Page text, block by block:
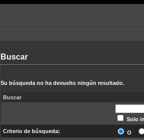
Buscar
Su búsqueda no ha devuelto ningún resultado.
Buscar
Solo
Criterio de búsqueda:
O